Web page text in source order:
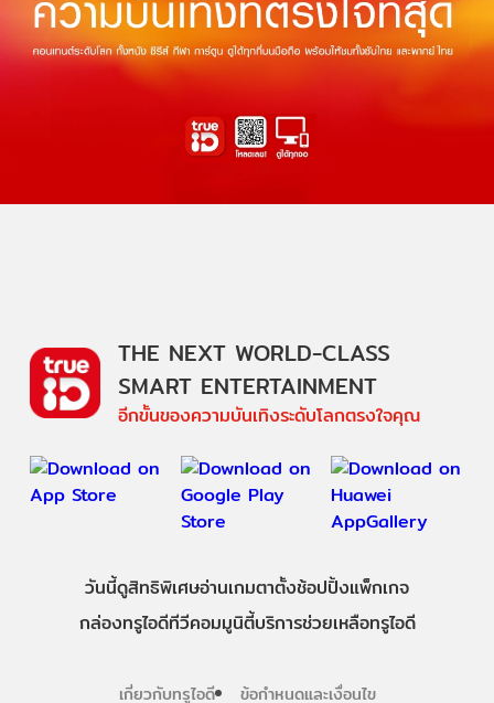
THE NEXT WORLD-CLASS
SMART ENTERTAINMENT
อีกขั้นของความบันเทิงระดับโลกตรงใจคุณ
วันนี้ดูสิทธิพิเศษอ่านเกมตาตั้งช้อปปิ้งแพ็กเกจ
กล่องทรูไอดีทีวีคอมมูนิตี้บริการช่วยเหลือทรูไอดี
เกี่ยวกับทรูไอดี ข้อกำหนดและเงื่อนไข